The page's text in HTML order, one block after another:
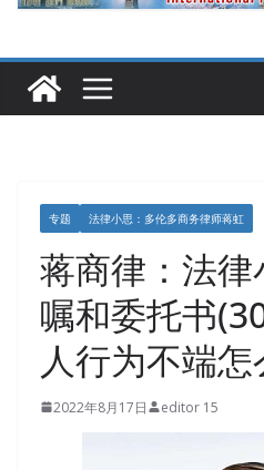
专题 法律小思：多伦多商务律师蒋虹
蒋商律：法
嘱和委托书
人行为不端怎
2022年8月17日 editor 15